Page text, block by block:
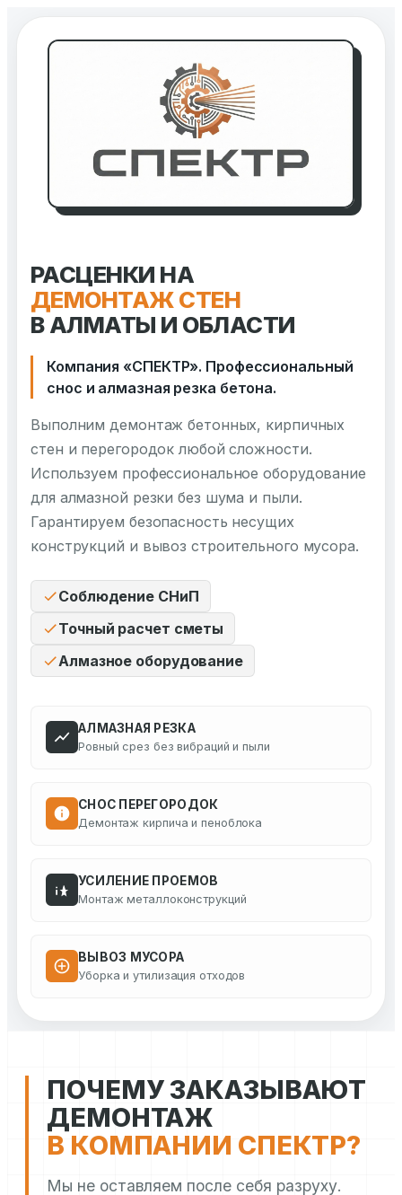
РАСЦЕНКИ НА
ДЕМОНТАЖ СТЕН
В АЛМАТЫ И ОБЛАСТИ
Компания «СПЕКТР». Профессиональный
снос и алмазная резка бетона.
Выполним демонтаж бетонных, кирпичных
стен и перегородок любой сложности.
Используем профессиональное оборудование
для алмазной резки без шума и пыли.
Гарантируем безопасность несущих
конструкций и вывоз строительного мусора.
Соблюдение СНиП
Точный расчет сметы
Алмазное оборудование
АЛМАЗНАЯ РЕЗКА
Ровный срез без вибраций и пыли
СНОС ПЕРЕГОРОДОК
Демонтаж кирпича и пеноблока
УСИЛЕНИЕ ПРОЕМОВ
Монтаж металлоконструкций
ВЫВОЗ МУСОРА
Уборка и утилизация отходов
ПОЧЕМУ ЗАКАЗЫВАЮТ
ДЕМОНТАЖ
В КОМПАНИИ СПЕКТР?
Мы не оставляем после себя разруху.